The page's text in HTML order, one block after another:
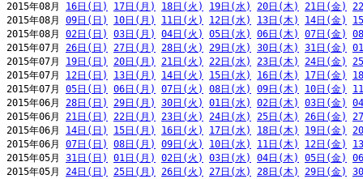
2015年08月 16日(日) 17日(月) 18日(火) 19日(水) 20日(木) 21日(金)
2015年08月 09日(日) 10日(月) 11日(火) 12日(水) 13日(木) 14日(金)
2015年08月 02日(日) 03日(月) 04日(火) 05日(水) 06日(木) 07日(金)
2015年07月 26日(日) 27日(月) 28日(火) 29日(水) 30日(木) 31日(金)
2015年07月 19日(日) 20日(月) 21日(火) 22日(水) 23日(木) 24日(金)
2015年07月 12日(日) 13日(月) 14日(火) 15日(水) 16日(木) 17日(金)
2015年07月 05日(日) 06日(月) 07日(火) 08日(水) 09日(木) 10日(金)
2015年06月 28日(日) 29日(月) 30日(火) 01日(水) 02日(木) 03日(金)
2015年06月 21日(日) 22日(月) 23日(火) 24日(水) 25日(木) 26日(金)
2015年06月 14日(日) 15日(月) 16日(火) 17日(水) 18日(木) 19日(金)
2015年06月 07日(日) 08日(月) 09日(火) 10日(水) 11日(木) 12日(金)
2015年05月 31日(日) 01日(月) 02日(火) 03日(水) 04日(木) 05日(金)
2015年05月 24日(日) 25日(月) 26日(火) 27日(水) 28日(木) 29日(金)